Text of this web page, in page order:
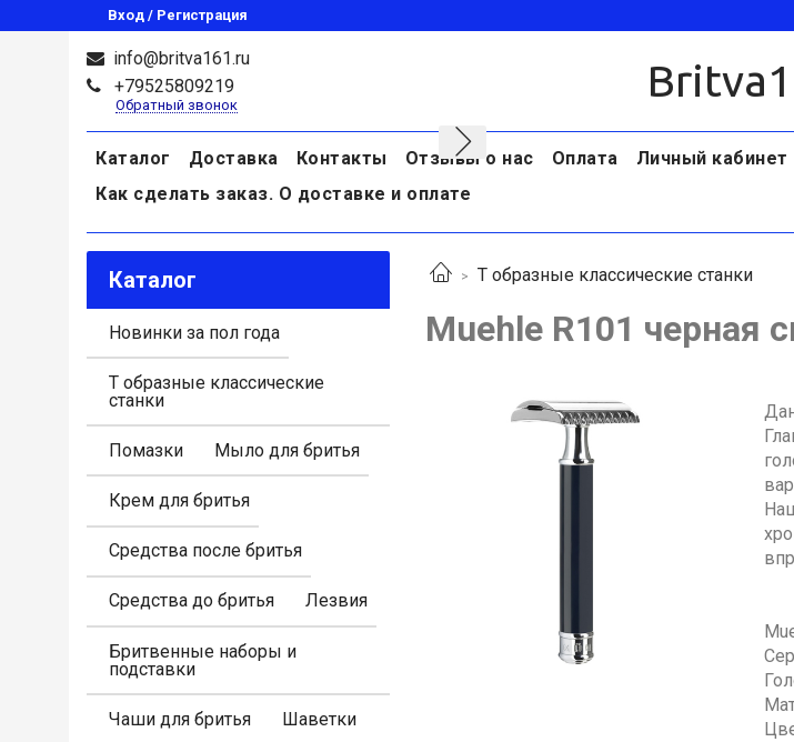
Вход / Регистрация
info@britva161.ru
+79525809219
Обратный звонок
Каталог Доставка Контакты Отзывы о нас Оплата
Личный кабинет
Как сделать заказ. О доставке и оплате
Т образные классические станки
Muehle R101 черная
Каталог
Новинки за пол года
Т образные классические
станки
Помазки Мыло для бритья
Крем для бритья
Средства после бритья
Средства до бритья Лезвия
Бритвенные наборы и
подставки
Чаши для бритья Шаветки